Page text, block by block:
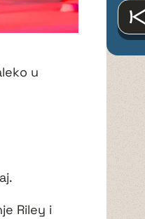
u
Riley i